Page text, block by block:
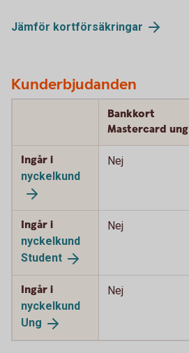
Jämför kortförsäkringar
Kunderbjudanden
Bankkort
Mastercard ung
Ingår i
nyckelkund
Nej
Ingår i
nyckelkund
Student
Nej
Ingår i
nyckelkund
Ung
Nej